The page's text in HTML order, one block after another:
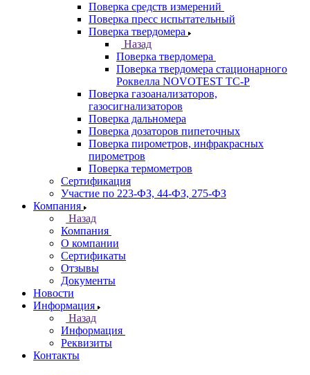
Поверка средств измерений
Поверка пресс испытательный
Поверка твердомера
Назад
Поверка твердомера
Поверка твердомера стационарного
Роквелла NOVOTEST TС-Р
Поверка газоанализаторов,
газосигнализаторов
Поверка дальномера
Поверка дозаторов пипеточных
Поверка пирометров, инфракрасных
пирометров
Поверка термометров
Сертификация
Участие по 223-ФЗ, 44-ФЗ, 275-ФЗ
Компания
Назад
Компания
О компании
Сертификаты
Отзывы
Документы
Новости
Информация
Назад
Информация
Реквизиты
Контакты